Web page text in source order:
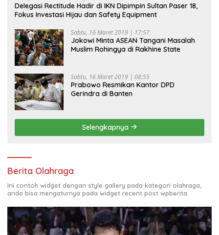
Delegasi Rectitude Hadir di IKN Dipimpin Sultan Paser 18,
Fokus Investasi Hijau dan Safety Equipment
Sabtu, 16 Maret 2019 | 17:57
Jokowi Minta ASEAN Tangani Masalah
Muslim Rohingya di Rakhine State
Sabtu, 16 Maret 2019 | 08:55
Prabowo Resmikan Kantor DPD
Gerindra di Banten
Selengkapnya
Berita Olahraga
Ini contoh widget dengan style gallery pada kategori olahraga,
anda bisa mengaturnya pada widget recent post wpberita.